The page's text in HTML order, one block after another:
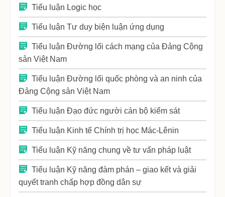
Tiểu luận Logic học
Tiểu luận Tư duy biện luận ứng dụng
Tiểu luận Đường lối cách mạng của Đảng Cộng
sản Việt Nam
Tiểu luận Đường lối quốc phòng và an ninh của
Đảng Cộng sản Việt Nam
Tiểu luận Đạo đức người cán bộ kiểm sát
Tiểu luận Kinh tế Chính trị học Mác-Lênin
Tiểu luận Kỹ năng chung về tư vấn pháp luật
Tiểu luận Kỹ năng đàm phán – giao kết và giải
quyết tranh chấp hợp đồng dân sự